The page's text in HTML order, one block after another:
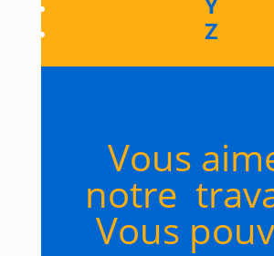
Y
Z
Vous
notre
Vous